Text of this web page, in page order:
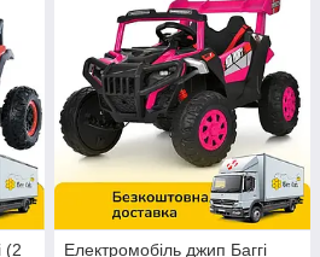
(2
Електромобіль джип Баггі